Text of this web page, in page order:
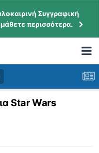
Συγγραφική
περισσότερα.
Star Wars